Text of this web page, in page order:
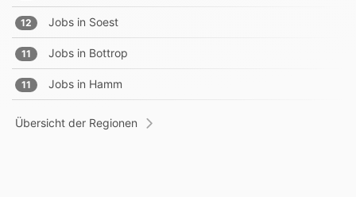
12 Jobs in Soest
11 Jobs in Bottrop
11 Jobs in Hamm
Übersicht der Regionen